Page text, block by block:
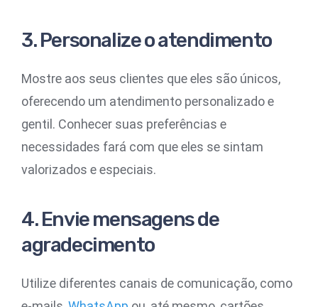
3. Personalize o atendimento
Mostre aos seus clientes que eles são únicos,
oferecendo um atendimento personalizado e
gentil. Conhecer suas preferências e
necessidades fará com que eles se sintam
valorizados e especiais.
4. Envie mensagens de
agradecimento
Utilize diferentes canais de comunicação, como